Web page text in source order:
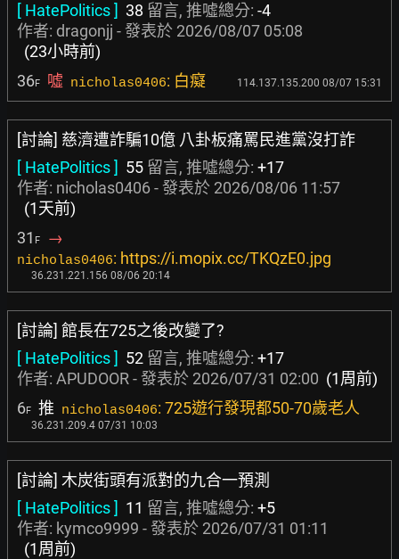
[ HatePolitics ] 38 留言, 推噓總分: -4
作者: dragonjj - 發表於 2026/08/07 05:08
(23小時前)
36F 噓 nicholas0406: 白癡 114.137.135.200 08/07 15:31
[討論] 慈濟遭詐騙10億 八卦板痛罵民進黨沒打詐
[ HatePolitics ] 55 留言, 推噓總分: +17
作者: nicholas0406 - 發表於 2026/08/06 11:57
(1天前)
31 F →
nicholas0406: https://i.mopix.cc/TKQzE0.jpg
36.231.221.156 08/06 20:14
[討論] 館長在725之後改變了?
[ HatePolitics ] 52 留言, 推噓總分: +17
作者: APUDOOR- 發表於 2026/07/31 02:00 (1周前)
6F 推 nicholas0406: 725遊行發現都50-70歲老人
36.231.209.4 07/31 10:03
[討論] 木炭街頭有派對的九合一預測
[ HatePolitics ] 11 留言, 推噓總分: +5
作者: kymco9999 - 發表於 2026/07/31 01:11
(1周前)